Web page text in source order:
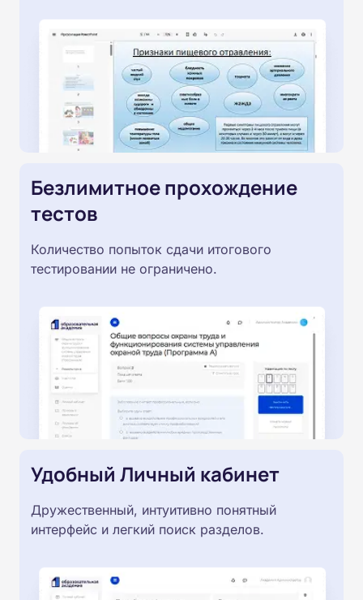
Безлимитное прохождение
тестов
Количество попыток сдачи итогового
тестировании не ограничено.
Удобный Личный кабинет
Дружественный, интуитивно понятный
интерфейс и легкий поиск разделов.